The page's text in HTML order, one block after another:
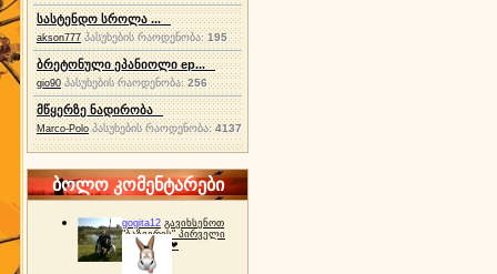
სასტენდო სროლა ...
akson777 პასუხების რაოდენობა:195
ბრეტონული ეპანიოლი ep...
gio90 პასუხების რაოდენობა:256
მწყერზე ნადირობა
Marco-Polo პასუხების რაოდენობა:4137
ბოლო კომენტარები
gogita12 გავიხსენოთ
"ბაზიერის" პირველი
ტურნირი ❤